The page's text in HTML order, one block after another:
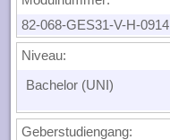
82-068-GES31-V-H-0914
Niveau:
Bachelor (UNI)
Geberstudiengang: